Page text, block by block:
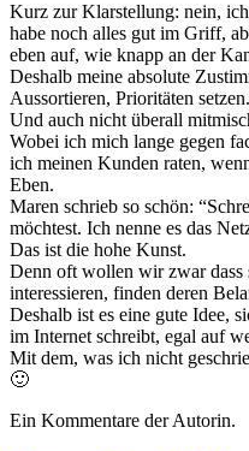
Kurz zur Klarstellung: nein,
habe noch alles gut im Griff,
eben auf, wie knapp an der
Deshalb meine absolute
Aussortieren, Prioritäten
Und auch nicht überall
Wobei ich mich lange gegen
ich meinen Kunden raten,
Eben.
Maren schrieb so schön:
möchtest. Ich nenne es das
Das ist die hohe Kunst.
Denn oft wollen wir zwar dass
interessieren, finden deren
Deshalb ist es eine gute Idee,
im Internet schreibt, egal auf
Mit dem, was ich nicht
🙂
Ein Kommentare der Autorin.